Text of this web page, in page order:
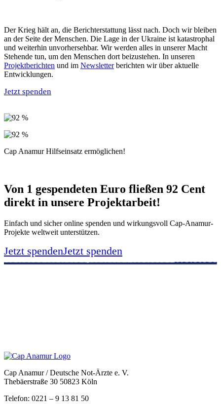
Der Krieg hält an, die Berichterstattung lässt nach. Doch wir bleiben
an der Seite der Menschen. Die Lage in der Ukraine ist katastrophal
und weiterhin unvorhersehbar. Wir werden alles in unserer Macht
Stehende tun, um den Menschen dort beizustehen. In unseren
Projektberichten und im Newsletterberichten wir über aktuelle
Entwicklungen.
Jetzt spenden
Cap Anamur Hilfseinsatz ermöglichen!
Von 1 gespendeten Euro fließen 92 Cent
direkt in unsere Projektarbeit!
Einfach und sicher online spenden und wirkungsvoll Cap-Anamur-
Projekte weltweit unterstützen.
Jetzt spendenJetzt spenden
Cap Anamur / Deutsche Not-Ärzte e. V.
Thebäerstraße 30 50823 Köln
Telefon: 0221 – 9 13 81 50